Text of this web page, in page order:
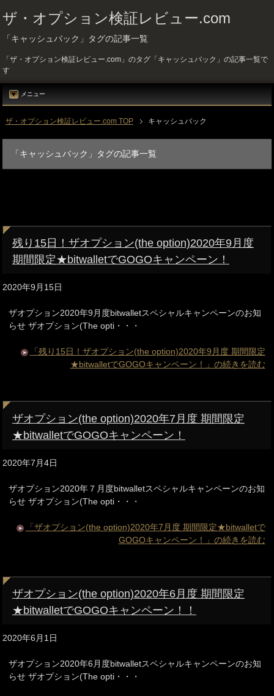
ザ・オプション検証レビュー.com
「キャッシュバック」タグの記事一覧
「ザ・オプション検証レビュー.com」のタグ「キャッシュバック」の記事一覧で
す
メニュー
ザ・オプション検証レビュー.com TOP キャッシュバック
「キャッシュバック」タグの記事一覧
残り15日！ザオプション(the option)2020年9月度
期間限定★bitwalletでGOGOキャンペーン！
2020年9月15日
ザオプション2020年9月度bitwalletスペシャルキャンペーンのお知
らせ ザオプション(The opti・・・
「残り15日！ザオプション(the option)2020年9月度 期間限定
★bitwalletでGOGOキャンペーン！」の続きを読む
ザオプション(the option)2020年7月度 期間限定
★bitwalletでGOGOキャンペーン！
2020年7月4日
ザオプション2020年７月度bitwalletスペシャルキャンペーンのお知
らせ ザオプション(The opti・・・
「ザオプション(the option)2020年7月度 期間限定★bitwalletで
GOGOキャンペーン！」の続きを読む
ザオプション(the option)2020年6月度 期間限定
★bitwalletでGOGOキャンペーン！！
2020年6月1日
ザオプション2020年6月度bitwalletスペシャルキャンペーンのお知
らせ ザオプション(The opti・・・